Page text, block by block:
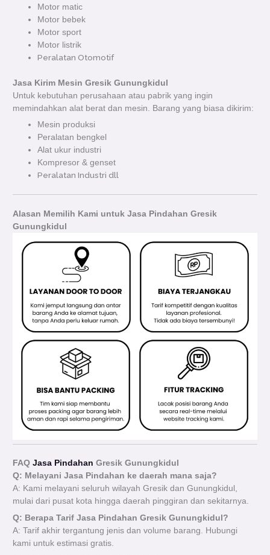
Motor matic
Motor bebek
Motor sport
Motor listrik
Peralatan Otomotif
Jasa Kirim Mesin Gresik Gunungkidul
Untuk kebutuhan perusahaan atau pabrik yang ingin
memindahkan alat berat dan mesin. Barang yang biasa dikirim:
Mesin produksi
Peralatan bengkel
Alat ukur industri
Kompresor & genset
Peralatan Industri dll
Alasan Memilih Kami untuk Jasa Pindahan Gresik
Gunungkidul
FAQJasa Pindahan Gresik Gunungkidul
Q: Melayani Jasa Pindahan ke daerah mana saja?
A: Kami melayani seluruh wilayah Gresik dan Gunungkidul,
mulai dari pusat kota hingga daerah pinggiran dan sekitarnya.
Q: Berapa Tarif Jasa Pindahan Gresik Gunungkidul?
A: Tarif akhir tergantung jenis dan volume barang. Hubungi
kami untuk estimasi gratis.